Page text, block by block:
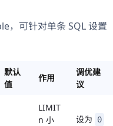
，可针对单条 SQL 设置
默认
值
作用
调优建
议
LIMIT
n 小
设为 0